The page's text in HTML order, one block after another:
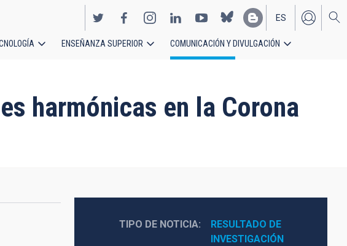
EN
ES
ENSEÑANZA SUPERIOR COMUNICACIÓN Y DIVULGACIÓN
harmónicas en la Corona
TIPO DE NOTICIA
RESULTADO DE
INVESTIGACIÓN